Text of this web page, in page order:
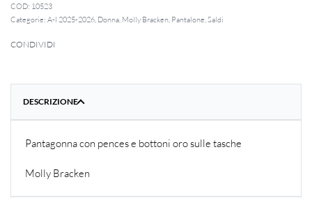
10523
Categorie: A-I 2025-2026 Donna Molly Bracken Pantalone Saldi
CONDIVIDI
DESCRIZIONE
Pantagonna con pences e bottoni oro sulle tasche
Molly Bracken